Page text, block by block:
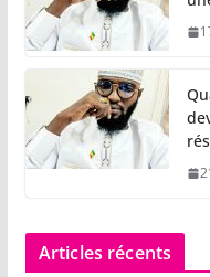
Articles récents